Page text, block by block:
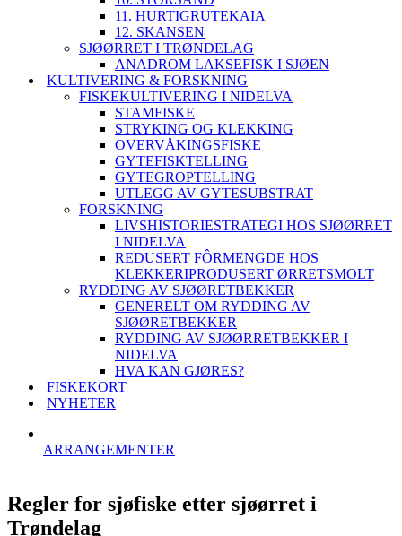
11. HURTIGRUTEKAIA
12. SKANSEN
SJØØRRET I TRØNDELAG
ANADROM LAKSEFISK I SJØEN
KULTIVERING & FORSKNING
FISKEKULTIVERING I NIDELVA
STAMFISKE
STRYKING OG KLEKKING
OVERVÅKINGSFISKE
GYTEFISKTELLING
GYTEGROPTELLING
UTLEGG AV GYTESUBSTRAT
FORSKNING
LIVSHISTORIESTRATEGI HOS SJØØRRET
I NIDELVA
REDUSERT FÔRMENGDE HOS
KLEKKERIPRODUSERT ØRRETSMOLT
RYDDING AV SJØØRETBEKKER
GENERELT OM RYDDING AV
SJØØRETBEKKER
RYDDING AV SJØØRRETBEKKER I
NIDELVA
HVA KAN GJØRES?
FISKEKORT
NYHETER
ARRANGEMENTER
Regler for sjøfiske etter sjøørret i
Trøndelag